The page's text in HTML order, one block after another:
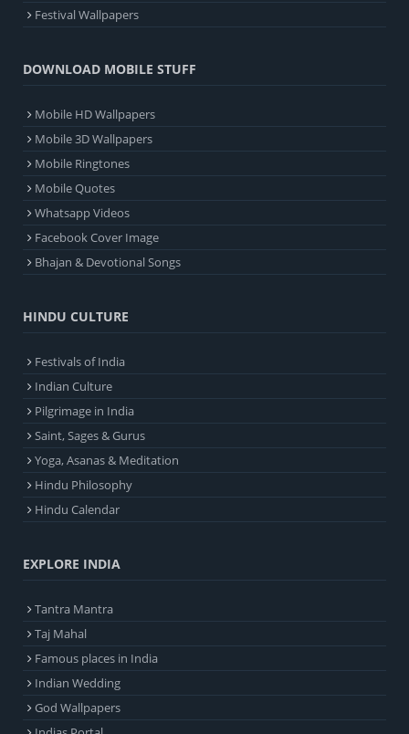
Festival Wallpapers
DOWNLOAD MOBILE STUFF
Mobile HD Wallpapers
Mobile 3D Wallpapers
Mobile Ringtones
Mobile Quotes
Whatsapp Videos
Facebook Cover Image
Bhajan & Devotional Songs
HINDU CULTURE
Festivals of India
Indian Culture
Pilgrimage in India
Saint, Sages & Gurus
Yoga, Asanas & Meditation
Hindu Philosophy
Hindu Calendar
EXPLORE INDIA
Tantra Mantra
Taj Mahal
Famous places in India
Indian Wedding
God Wallpapers